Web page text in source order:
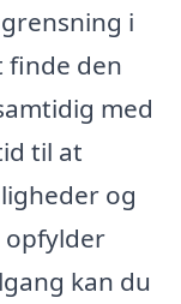
i
finde den
med
til at
og
kan du